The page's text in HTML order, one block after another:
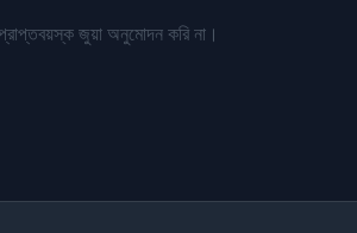
জুয়া অনুমোদন করি না।